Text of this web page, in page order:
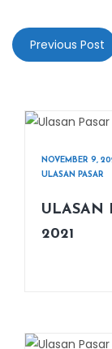
Previous Post
NOVEMBER 9,
ULASAN PASAR
ULASAN
2021